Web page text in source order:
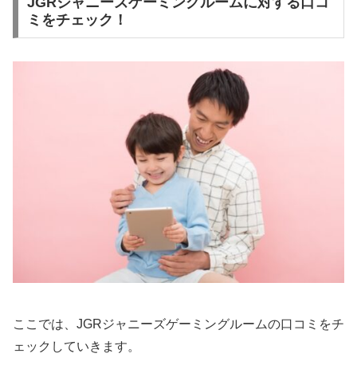
ミをチェック！
ここでは、JGRジャニーズゲーミングルームの口コミをチ
ェックしていきます。